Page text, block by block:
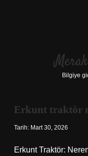
Bilgiye
Erkunt traktör
Tarih: Mart 30, 2026
Erkunt Traktör: